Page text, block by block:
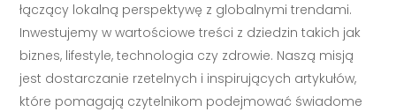
łączący lokalną perspektywę z globalnymi trendami.
Inwestujemy w wartościowe treści z dziedzin takich jak
biznes, lifestyle, technologia czy zdrowie. Naszą misją
jest dostarczanie rzetelnych i inspirujących artykułów,
które pomagają czytelnikom podejmować świadome